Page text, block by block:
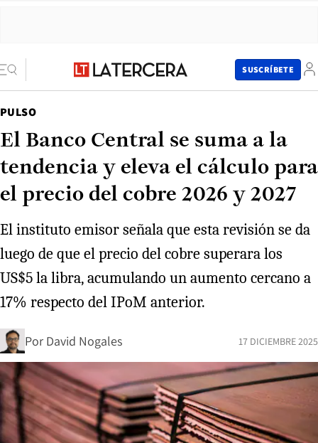
SUSCRÍBETE
PULSO
El Banco Central se suma a la
tendencia y eleva el cálculo para
el precio del cobre 2026 y 2027
El instituto emisor señala que esta revisión se da
luego de que el precio del cobre superara los
US$5 la libra, acumulando un aumento cercano a
17% respecto del IPoM anterior.
Por David Nogales 17 DICIEMBRE 2025